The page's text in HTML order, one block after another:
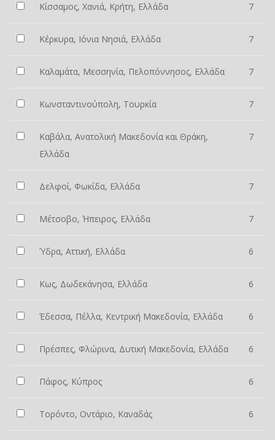
Κίσσαμος, Χανιά, Κρήτη, Ελλάδα 7
Κέρκυρα, Ιόνια Νησιά, Ελλάδα 7
Καλαμάτα, Μεσσηνία, Πελοπόννησος, Ελλάδα 7
Κωνσταντινούπολη, Τουρκία 7
Καβάλα, Ανατολική Μακεδονία και Θράκη,
Ελλάδα
7
Δελφοί, Φωκίδα, Ελλάδα 7
Μέτσοβο, Ήπειρος, Ελλάδα 7
Ύδρα, Αττική, Ελλάδα 6
Κως, Δωδεκάνησα, Ελλάδα 6
Έδεσσα, Πέλλα, Κεντρική Μακεδονία, Ελλάδα 6
Πρέσπες, Φλώρινα, Δυτική Μακεδονία, Ελλάδα 6
Πάφος, Κύπρος 6
Τορόντο, Οντάριο, Καναδάς 6